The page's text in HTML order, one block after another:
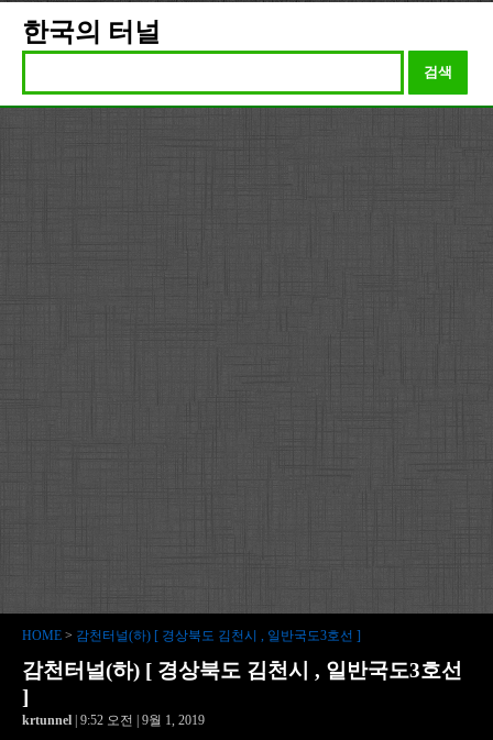
한국의 터널
검색
HOME > 감천터널(하) [ 경상북도 김천시 , 일반국도3호선 ]
감천터널(하) [ 경상북도 김천시 , 일반국도3호선
]
krtunnel | 9:52 오전 | 9월 1, 2019